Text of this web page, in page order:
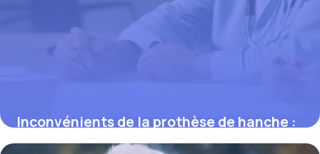
Inconvénients de la prothèse de hanche :
ce que vous devez savoir